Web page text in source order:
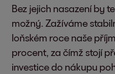
Bez jejich nasazení by
možný. Zažíváme
loňském roce naše
procent, za čímž stojí
investice do nákupu